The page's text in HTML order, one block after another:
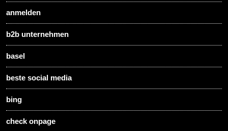
anmelden
b2b unternehmen
basel
beste social media
bing
check onpage